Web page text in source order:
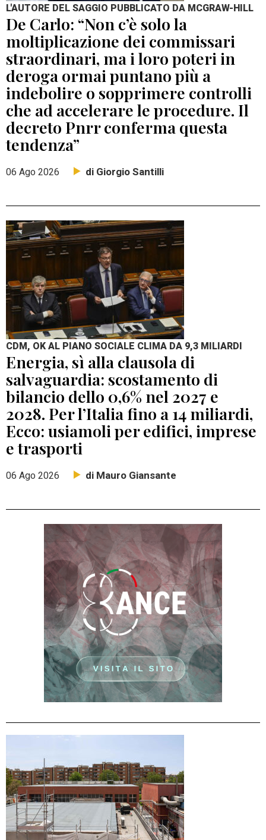
L'AUTORE DEL SAGGIO PUBBLICATO DA MCGRAW-HILL
De Carlo: “Non c’è solo la
moltiplicazione dei commissari
straordinari, ma i loro poteri in
deroga ormai puntano più a
indebolire o sopprimere controlli
che ad accelerare le procedure. Il
decreto Pnrr conferma questa
tendenza”
06 Ago 2026 di Giorgio Santilli
CDM, OK AL PIANO SOCIALE CLIMA DA 9,3 MILIARDI
Energia, sì alla clausola di
salvaguardia: scostamento di
bilancio dello 0,6% nel 2027 e
2028. Per l’Italia fino a 14 miliardi,
Ecco: usiamoli per edifici, imprese
e trasporti
06 Ago 2026 di Mauro Giansante